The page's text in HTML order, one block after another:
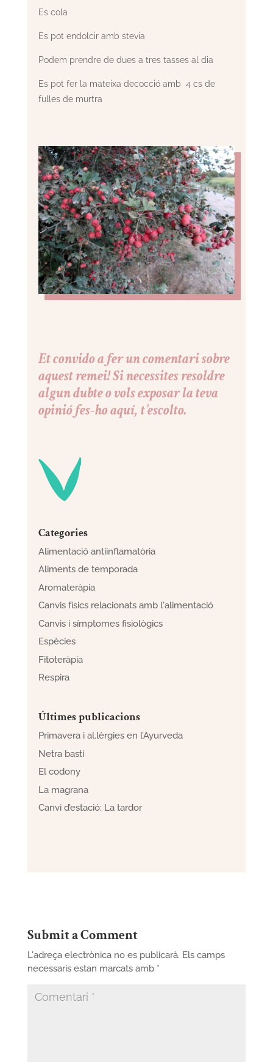
Es cola
Es pot endolcir amb stevia
Podem prendre de dues a tres tasses al dia
Es pot fer la mateixa decocció amb 4 cs de
fulles de murtra
Et convido a fer un comentari sobre
aquest remei! Si necessites resoldre
algun dubte o vols exposar la teva
opinió fes-ho aquí, t’escolto.
Categories
Alimentació antiinflamatòria
Aliments de temporada
Aromateràpia
Canvis físics relacionats amb l'alimentació
Canvis i símptomes fisiològics
Espècies
Fitoteràpia
Respira
Últimes publicacions
Primavera i al.lèrgies en l’Ayurveda
Netra basti
El codony
La magrana
Canvi d’estació: La tardor
Submit a Comment
L'adreça electrònica no es publicarà. Els camps
necessaris estan marcats amb *